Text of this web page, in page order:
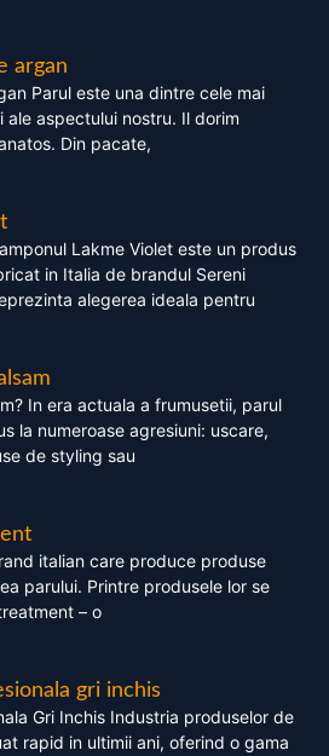
argan
Parul este una dintre cele mai
aspectului nostru. Il dorim
Din pacate,
Lakme Violet este un produs
in Italia de brandul Sereni
alegerea ideala pentru
In era actuala a frumusetii, parul
la numeroase agresiuni: uscare,
de styling sau
italian care produce produse
parului. Printre produsele lor se
– o
gri inchis
Gri Inchis Industria produselor de
rapid in ultimii ani, oferind o gama